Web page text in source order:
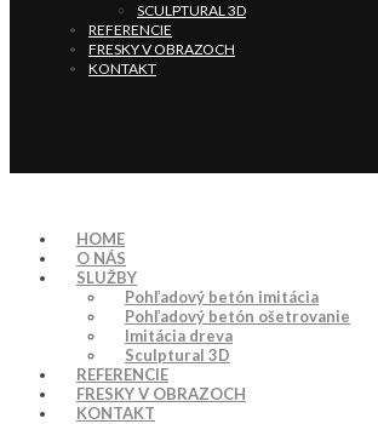
SCULPTURAL 3D
REFERENCIE
FRESKY V OBRAZOCH
KONTAKT
HOME
O NÁS
SLUŽBY
Pohľadový betón imitácia
Pohľadový betón ošetrovanie
Imitácia dreva
Sculptural 3D
REFERENCIE
FRESKY V OBRAZOCH
KONTAKT